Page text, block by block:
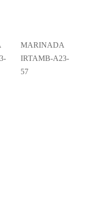
MARINADA
IRTAMB-A23-
57